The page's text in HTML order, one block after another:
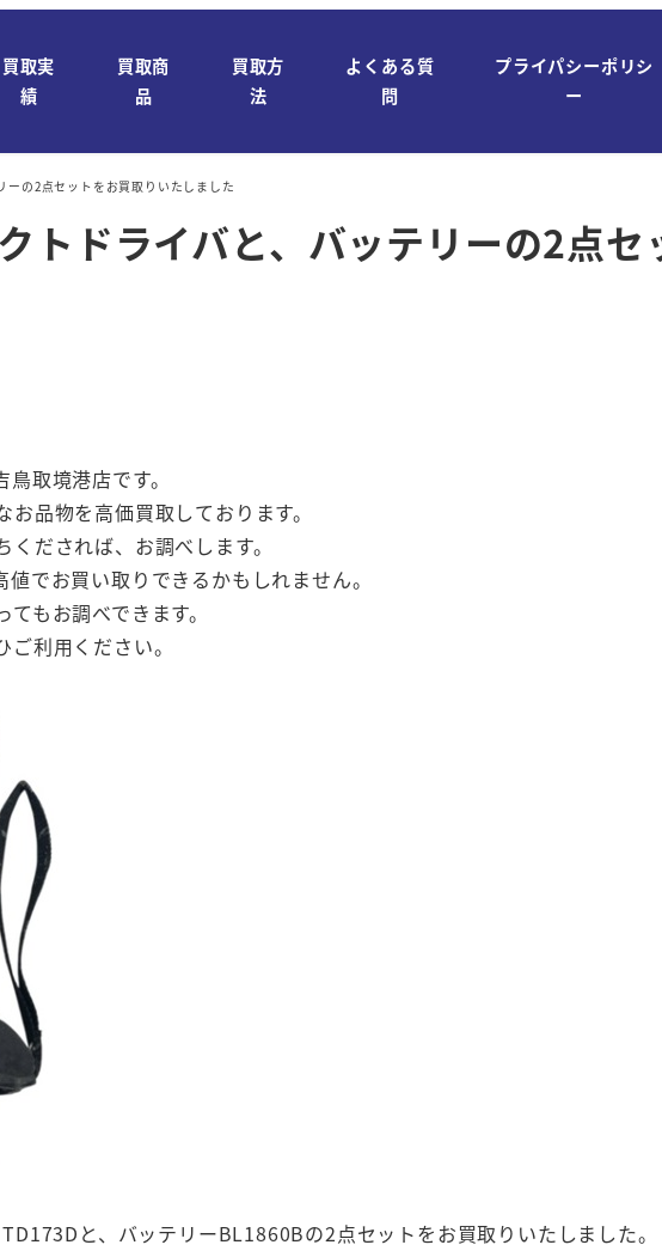
買取実
績
買取商
品
買取方
法
よくある質
問
プライパシーポリシ
ー
ーの2点セットをお買取りいたしました
トドライバと、バッテリーの2点セ
取境港店です。
品物を高価買取しております。
だされば、お調べします。
でお買い取りできるかもしれません。
もお調べできます。
利用ください。
と、バッテリーBL1860Bの2点セットをお買取りいたしました。